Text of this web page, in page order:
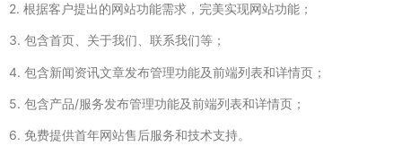
2. 根据客户提出的网站功能需求，完美实现网站功能；
3. 包含首页、关于我们、联系我们等；
4. 包含新闻资讯文章发布管理功能及前端列表和详情页；
5. 包含产品/服务发布管理功能及前端列表和详情页；
6. 免费提供首年网站售后服务和技术支持。